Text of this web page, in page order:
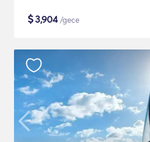
$3,904/gece